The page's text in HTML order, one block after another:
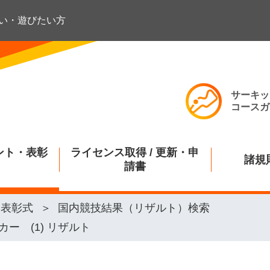
・遊びたい方
サーキ
コース
ト・表彰
ライセンス取得 / 更新・申
請書
諸規
彰式
国内競技結果（リザルト）検索
ー (1) リザルト